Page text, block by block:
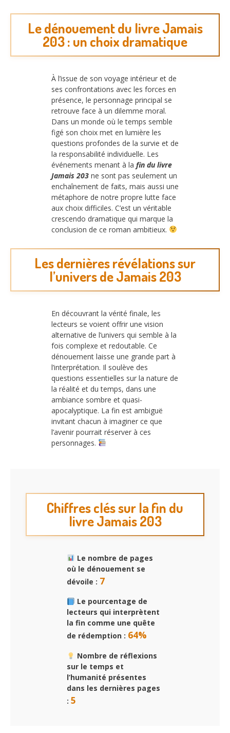
Le dénouement du livre Jamais
203 : un choix dramatique
À l’issue de son voyage intérieur et de
ses confrontations avec les forces en
présence, le personnage principal se
retrouve face à un dilemme moral.
Dans un monde où le temps semble
figé son choix met en lumière les
questions profondes de la survie et de
la responsabilité individuelle. Les
événements menant à la fin du livre
Jamais 203 ne sont pas seulement un
enchaînement de faits, mais aussi une
métaphore de notre propre lutte face
aux choix difficiles. C’est un véritable
crescendo dramatique qui marque la
conclusion de ce roman ambitieux.
Les dernières révélations sur
l’univers de Jamais 203
En découvrant la vérité finale, les
lecteurs se voient offrir une vision
alternative de l’univers qui semble à la
fois complexe et redoutable. Ce
dénouement laisse une grande part à
l’interprétation. Il soulève des
questions essentielles sur la nature de
la réalité et du temps, dans une
ambiance sombre et quasi-
apocalyptique. La fin est ambiguë
invitant chacun à imaginer ce que
l’avenir pourrait réserver à ces
personnages.
Chiffres clés sur la fin du
livre Jamais 203
Le nombre de pages
où le dénouement se
dévoile : 7
Le pourcentage de
lecteurs qui interprètent
la fin comme une quête
de rédemption : 64%
Nombre de réflexions
sur le temps et
l’humanité présentes
dans les dernières pages
: 5